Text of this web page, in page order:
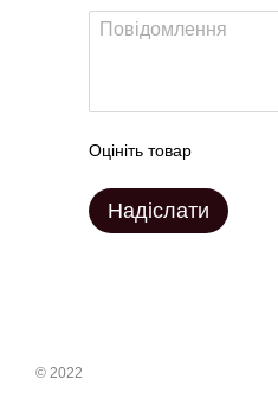
Оцініть товар
Надіслати
© 2022